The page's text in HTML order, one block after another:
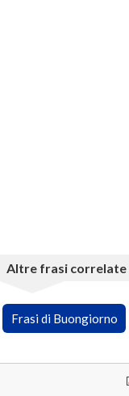
Altre frasi correlate
Frasi di Buongiorno